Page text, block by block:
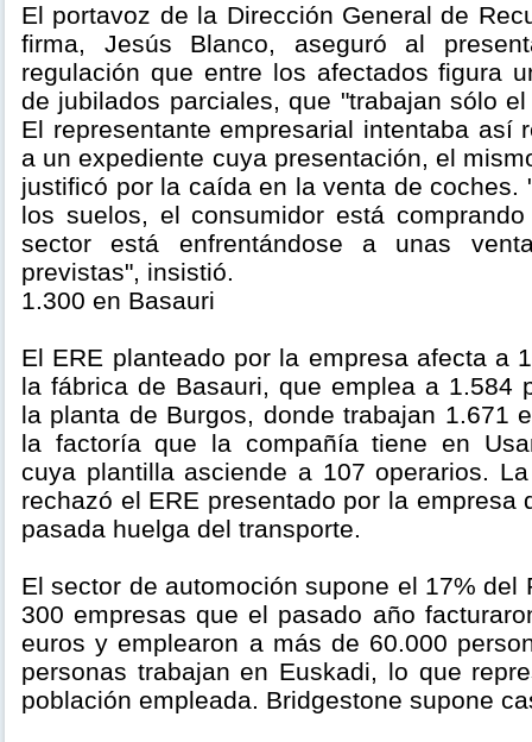
El portavoz de la Dirección General de
firma, Jesús Blanco, aseguró al
regulación que entre los afectados figura
de jubilados parciales, que "trabajan sólo
El representante empresarial intentaba así
a un expediente cuya presentación, el
justificó por la caída en la venta de coches.
los suelos, el consumidor está
sector está enfrentándose a unas
previstas", insistió.
1.300 en Basauri
El ERE planteado por la empresa afecta a
la fábrica de Basauri, que emplea a 1.584
la planta de Burgos, donde trabajan 1.671
la factoría que la compañía tiene en
cuya plantilla asciende a 107 operarios.
rechazó el ERE presentado por la empresa
pasada huelga del transporte.
El sector de automoción supone el 17% del
300 empresas que el pasado año
euros y emplearon a más de 60.000
personas trabajan en Euskadi, lo que
población empleada. Bridgestone supone